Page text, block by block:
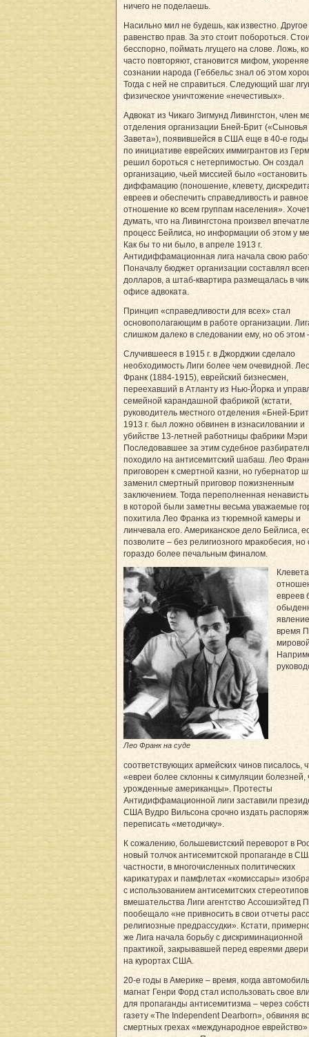
ничего не поделаешь.
Насильно мил не будешь, как известно.
равенство прав. За это стоит побороться.
бесспорно, поймать лгущего на слове. Ложь,
часто повторяют, становится мифом,
сознании народа (Геббельс знал об этом
Тогда с ней не справиться. Следующий шаг
физическое уничтожение «нечестивых».
Адвокат из Чикаго Зигмунд Ливингстон, член
отделения организации Бней-Брит («Сыновья
Завета»), появившейся в США еще в 40-е годы
по инициативе еврейских иммигрантов из
решил бороться с нетерпимостью. Он создал
организацию, чьей миссией было «остановить
диффамацию (поношение, клевету,
евреев и обеспечить справедливость и равное
отношение ко всем группам населения».
думать, что на Ливингстона произвел
процесс Бейлиса, но информации об этом у
Как бы то ни было, в апреле 1913 г.
Антидиффамационная лига начала свою
Поначалу бюджет организации составлял
долларов, а штаб-квартира размещалась в
офисе адвоката.
Принцип «справедливости для всех» стал
основополагающим в работе организации.
слишком далеко в следовании ему, но об этом
Случившееся в 1915 г. в Джорджии сделало
необходимость Лиги более чем очевидной.
Франк (1884-1915), еврейский бизнесмен,
переехавший в Атланту из Нью-Йорка и
семейной карандашной фабрикой (кстати,
руководитель местного отделения «Бней-
1913 г. был ложно обвинен в изнасиловании и
убийстве 13-летней работницы фабрики Мэри
Последовавшее за этим судебное
походило на антисемитский шабаш. Лео
приговорен к смертной казни, но губернатор
заменил смертный приговор пожизненным
заключением. Тогда переполненная
в которой были заметны весьма уважаемые
похитила Лео Франка из тюремной камеры и
линчевала его. Американское дело Бейлиса,
позволите – без религиозного мракобесия, но
гораздо более печальным финалом.
Лео Франк на суде
евреев
время
соответствующих армейских чинов писалось,
«евреи более склонны к симуляции болезней,
урожденные американцы». Протесты
Антидиффамационной лиги заставили
США Вудро Вильсона срочно издать
переписать «методичку».
К сожалению, большевистский переворот в
новый толчок антисемитской пропаганде в
частности, в многочисленных политических
карикатурах и памфлетах «комиссары»
с использованием антисемитских
вмешательства Лиги агентство Ассошиэйтед
пообещало «не привносить в свои отчеты
религиозные предрассудки». Кстати,
же Лига начала борьбу с дискриминационной
практикой, закрывавшей перед евреями
на курортах США.
20-е годы в Америке – время, когда
магнат Генри Форд стал использовать свое
для пропаганды антисемитизма – через
газету «The Independent Dearborn», обвиняя
смертных грехах «международное